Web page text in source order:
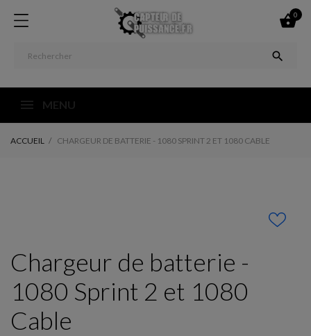

0

MENU
ACCUEIL CHARGEUR DE BATTERIE - 1080 SPRINT 2 ET 1080 CABLE
Chargeur de batterie -
1080 Sprint 2 et 1080
Cable